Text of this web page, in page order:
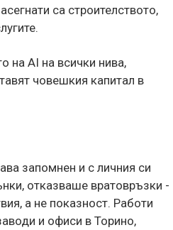
са строителството,
на AI на всички нива,
човешкия капитал в
запомнен и с личния си
отказваше вратовръзки -
а не показност. Работи
и офиси в Торино,